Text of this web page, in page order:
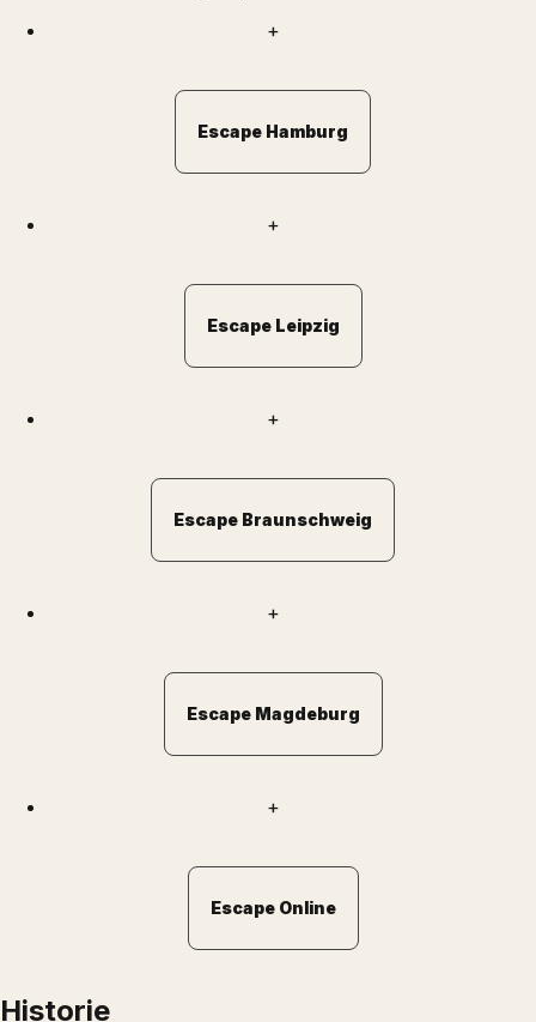
+
Escape Hamburg
+
Escape Leipzig
+
Escape Braunschweig
+
Escape Magdeburg
+
Escape Online
Historie